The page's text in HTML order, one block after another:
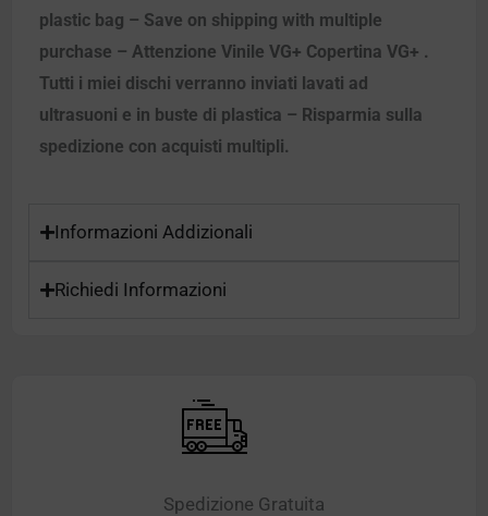
plastic bag – Save on shipping with multiple
purchase – Attenzione Vinile VG+ Copertina VG+ .
Tutti i miei dischi verranno inviati lavati ad
ultrasuoni e in buste di plastica – Risparmia sulla
spedizione con acquisti multipli.
Informazioni Addizionali
Richiedi Informazioni
Spedizione Gratuita